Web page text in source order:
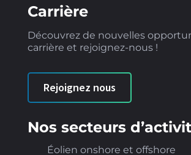
Carrière
Découvrez de nouvelles
carrière et rejoignez-nous !
Rejoignez nous
Nos secteurs
Éolien onshore et offshore